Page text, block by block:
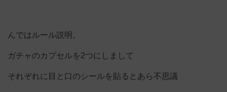
んではルール説明。
ガチャのカプセルを2つにしまして
それぞれに目と口のシールを貼るとあら不思議